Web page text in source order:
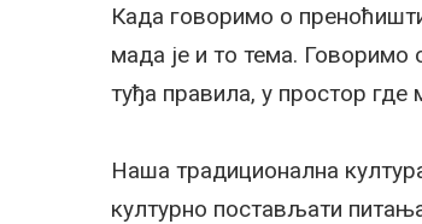
Када говоримо о
мада је и то тема. Говоримо
туђа правила, у простор
Наша традиционална
културно постављати